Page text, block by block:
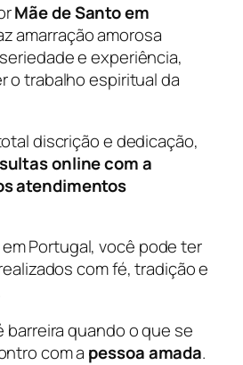
Mãe de Santo em
amarração amorosa
e experiência,
o trabalho espiritual da
discrição e dedicação,
online com a
atendimentos
Portugal, você pode ter
com fé, tradição e
barreira quando o que se
com a pessoa amada.